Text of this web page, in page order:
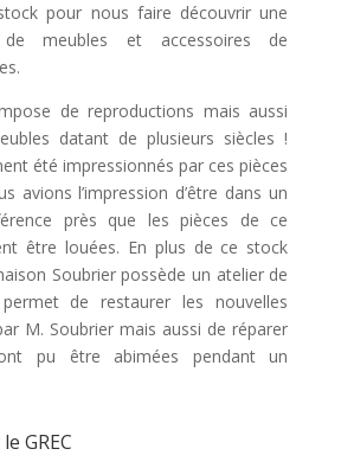
pour nous faire découvrir une
de meubles et accessoires de
de reproductions mais aussi
datant de plusieurs siècles !
été impressionnés par ces pièces
avions l’impression d’être dans un
près que les pièces de ce
être louées. En plus de ce stock
Soubrier possède un atelier de
de restaurer les nouvelles
M. Soubrier mais aussi de réparer
pu être abimées pendant un
GREC